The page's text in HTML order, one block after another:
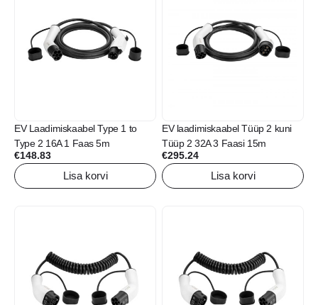
EV Laadimiskaabel Type 1 to
Type 2 16A 1 Faas 5m
€148.83
Lisa korvi
EV laadimiskaabel Tüüp 2 kuni
Tüüp 2 32A 3 Faasi 15m
€295.24
Lisa korvi